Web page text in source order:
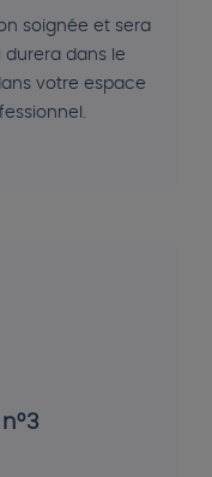
soignée et sera
durera dans le
votre espace